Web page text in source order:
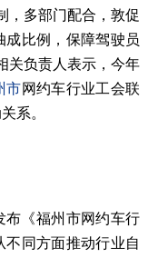
，多部门配合，敦促
成比例，保障驾驶员
关负责人表示，今年
市网约车行业工会联
系。
布《福州市网约车行
不同方面推动行业自